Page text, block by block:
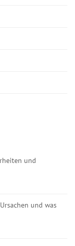
und
und was